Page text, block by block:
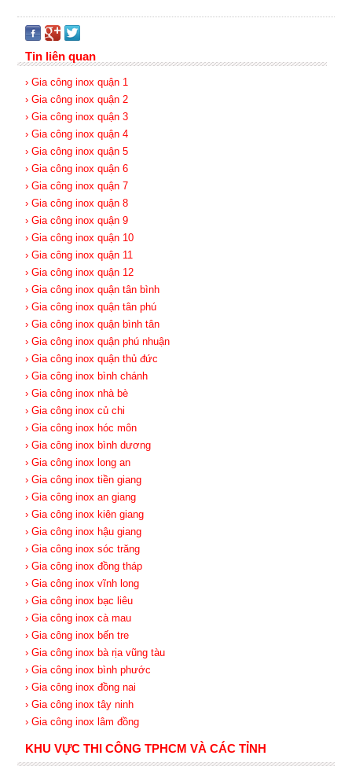
Tin liên quan
› Gia công inox quận 1
› Gia công inox quận 2
› Gia công inox quận 3
› Gia công inox quận 4
› Gia công inox quận 5
› Gia công inox quận 6
› Gia công inox quận 7
› Gia công inox quận 8
› Gia công inox quận 9
› Gia công inox quận 10
› Gia công inox quận 11
› Gia công inox quận 12
› Gia công inox quận tân bình
› Gia công inox quận tân phú
› Gia công inox quận bình tân
› Gia công inox quận phú nhuận
› Gia công inox quận thủ đức
› Gia công inox bình chánh
› Gia công inox nhà bè
› Gia công inox củ chi
› Gia công inox hóc môn
› Gia công inox bình dương
› Gia công inox long an
› Gia công inox tiền giang
› Gia công inox an giang
› Gia công inox kiên giang
› Gia công inox hậu giang
› Gia công inox sóc trăng
› Gia công inox đồng tháp
› Gia công inox vĩnh long
› Gia công inox bạc liêu
› Gia công inox cà mau
› Gia công inox bến tre
› Gia công inox bà rịa vũng tàu
› Gia công inox bình phước
› Gia công inox đồng nai
› Gia công inox tây ninh
› Gia công inox lâm đồng
KHU VỰC THI CÔNG TPHCM VÀ CÁC TỈNH